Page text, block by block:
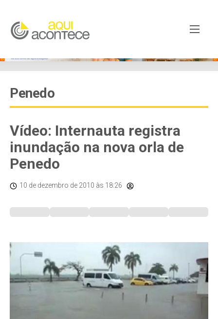
Penedo
Vídeo: Internauta registra
inundação na nova orla de
Penedo
10 de dezembro de 2010 às 18:26